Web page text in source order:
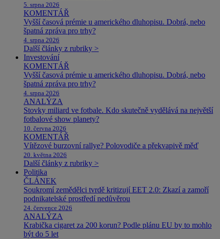
5. srpna 2026
KOMENTÁŘ
Vyšší časová prémie u amerického dluhopisu. Dobrá, nebo
špatná zpráva pro trhy?
4. srpna 2026
Další články z rubriky >
Investování
KOMENTÁŘ
Vyšší časová prémie u amerického dluhopisu. Dobrá, nebo
špatná zpráva pro trhy?
4. srpna 2026
ANALÝZA
Stovky miliard ve fotbale. Kdo skutečně vydělává na největší
fotbalové show planety?
10. června 2026
KOMENTÁŘ
Vítězové burzovní rallye? Polovodiče a překvapivě měď
20. května 2026
Další články z rubriky >
Politika
ČLÁNEK
Soukromí zemědělci tvrdě kritizují EET 2.0: Zkazí a zamoří
podnikatelské prostředí nedůvěrou
24. července 2026
ANALÝZA
Krabička cigaret za 200 korun? Podle plánu EU by to mohlo
být do 5 let